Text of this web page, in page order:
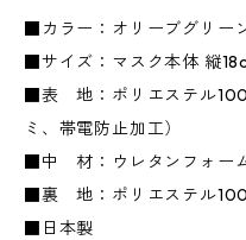
■カラー：オリーブグリー
■サイズ：マスク本体 縦
■表 地：ポリエステル
ミ、帯電防止加工）
■中 材：ウレタンフォーム
■裏 地：ポリエステル
■日本製